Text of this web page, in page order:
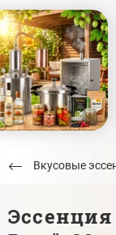
Вкусовые